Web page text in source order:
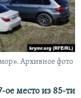
Архивное фото
место из 85-ти